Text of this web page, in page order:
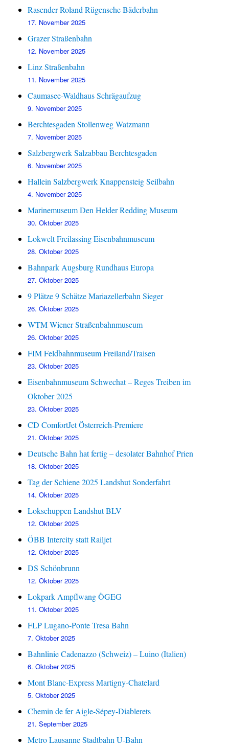
Rasender Roland Rügensche Bäderbahn
17. November 2025
Grazer Straßenbahn
12. November 2025
Linz Straßenbahn
11. November 2025
Caumasee-Waldhaus Schrägaufzug
9. November 2025
Berchtesgaden Stollenweg Watzmann
7. November 2025
Salzbergwerk Salzabbau Berchtesgaden
6. November 2025
Hallein Salzbergwerk Knappensteig Seilbahn
4. November 2025
Marinemuseum Den Helder Redding Museum
30. Oktober 2025
Lokwelt Freilassing Eisenbahnmuseum
28. Oktober 2025
Bahnpark Augsburg Rundhaus Europa
27. Oktober 2025
9 Plätze 9 Schätze Mariazellerbahn Sieger
26. Oktober 2025
WTM Wiener Straßenbahnmuseum
26. Oktober 2025
FIM Feldbahnmuseum Freiland/Traisen
23. Oktober 2025
Eisenbahnmuseum Schwechat – Reges Treiben im
Oktober 2025
23. Oktober 2025
CD ComfortJet Österreich-Premiere
21. Oktober 2025
Deutsche Bahn hat fertig – desolater Bahnhof Prien
18. Oktober 2025
Tag der Schiene 2025 Landshut Sonderfahrt
14. Oktober 2025
Lokschuppen Landshut BLV
12. Oktober 2025
ÖBB Intercity statt Railjet
12. Oktober 2025
DS Schönbrunn
12. Oktober 2025
Lokpark Ampflwang ÖGEG
11. Oktober 2025
FLP Lugano-Ponte Tresa Bahn
7. Oktober 2025
Bahnlinie Cadenazzo (Schweiz) – Luino (Italien)
6. Oktober 2025
Mont Blanc-Express Martigny-Chatelard
5. Oktober 2025
Chemin de fer Aigle-Sépey-Diablerets
21. September 2025
Metro Lausanne Stadtbahn U-Bahn